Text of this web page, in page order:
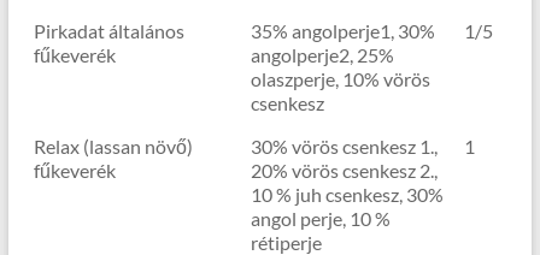
Pirkadat általános
fűkeverék
35% angolperje1, 30%
angolperje2, 25%
olaszperje, 10% vörös
csenkesz
1/5
Relax (lassan növő)
fűkeverék
30% vörös csenkesz 1.,
20% vörös csenkesz 2.,
10 % juh csenkesz, 30%
angol perje, 10 %
rétiperje
1